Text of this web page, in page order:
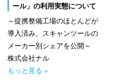
ール」の利用実態について
～提携整備工場のほとんどが
導入済み、スキャンツールの
メーカー別シェアを公開～
株式会社ナル
もっと見る »